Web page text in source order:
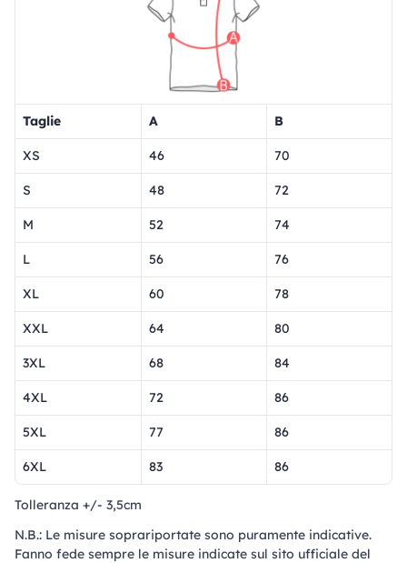
Taglie A B
XS 46 70
S 48 72
M 52 74
L 56 76
XL 60 78
XXL 64 80
3XL 68 84
4XL 72 86
5XL 77 86
6XL 83 86
Tolleranza +/- 3,5cm
N.B.: Le misure soprariportate sono puramente indicative.
Fanno fede sempre le misure indicate sul sito ufficiale del